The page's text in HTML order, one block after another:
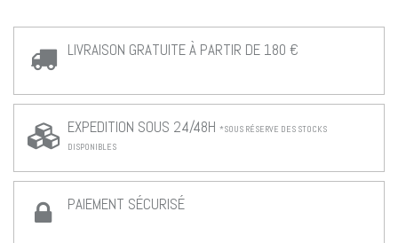
LIVRAISON GRATUITE À PARTIR DE 180 €
EXPEDITION SOUS 24/48H *SOUS RÉSERVE DES STOCKS
DISPONIBLES
PAIEMENT SÉCURISÉ